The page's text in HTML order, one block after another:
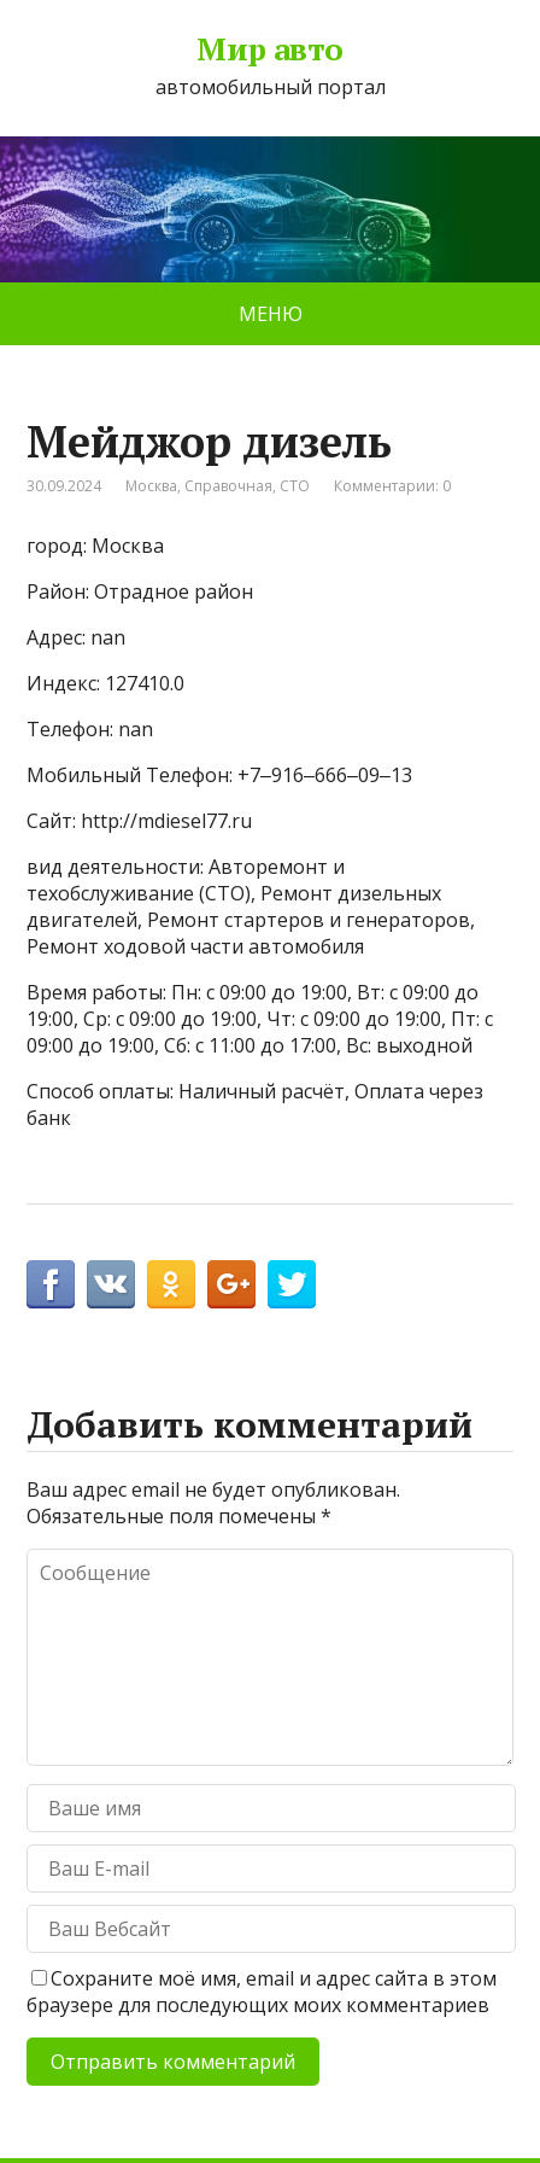
Мир авто
автомобильный портал
МЕНЮ
Мейджор дизель
30.09.2024 Москва, Справочная, СТО Комментарии: 0
город: Москва
Район: Отрадное район
Адрес: nan
Индекс: 127410.0
Телефон: nan
Мобильный Телефон: +7‒916‒666‒09‒13
Сайт: http://mdiesel77.ru
вид деятельности: Авторемонт и
техобслуживание (СТО), Ремонт дизельных
двигателей, Ремонт стартеров и генераторов,
Ремонт ходовой части автомобиля
Время работы: Пн: с 09:00 до 19:00, Вт: с 09:00 до
19:00, Ср: с 09:00 до 19:00, Чт: с 09:00 до 19:00, Пт: с
09:00 до 19:00, Сб: с 11:00 до 17:00, Вс: выходной
Способ оплаты: Наличный расчёт, Оплата через
банк
Добавить комментарий
Ваш адрес email не будет опубликован.
Обязательные поля помечены*
Сохраните моё имя, email и адрес сайта в этом
браузере для последующих моих комментариев